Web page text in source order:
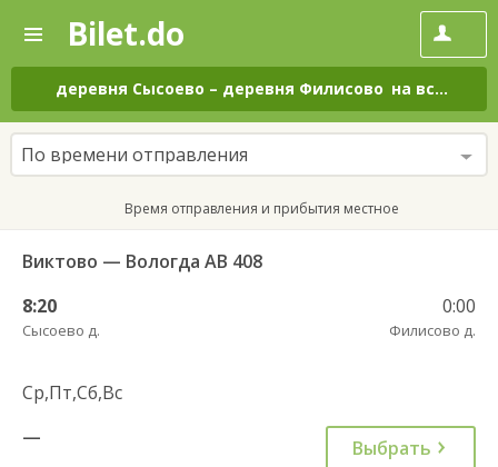
—
Поиск
и
покупка
билетов
на
автобус
онлайн
Bilet.do
деревня Сысоево – деревня Филисово на все дни
По времени отправления
Время отправления и прибытия местное
Виктово — Вологда АВ 408
8:20
Сысоево д.
0:00
Филисово д.
Ср,Пт,Сб,Вс
—
Выбрать